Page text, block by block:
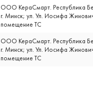
ООО КераСмарт. Республика
г. Минск; ул. Ул. Иосифа
помещение ТС
ООО КераСмарт. Республика
г. Минск; ул. Ул. Иосифа
помещение ТС